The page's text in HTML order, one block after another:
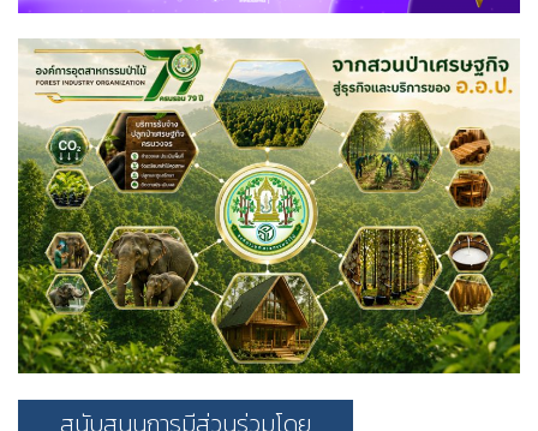
สนับสนุนการมีส่วนร่วมโดย